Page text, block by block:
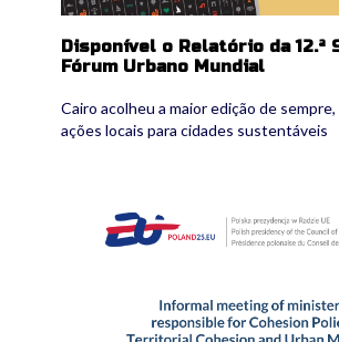
Disponível o Relatório da 12.ª
Fórum Urbano Mundial
Cairo acolheu a maior edição de
ações locais para cidades sustentáveis
joint-declaration.png